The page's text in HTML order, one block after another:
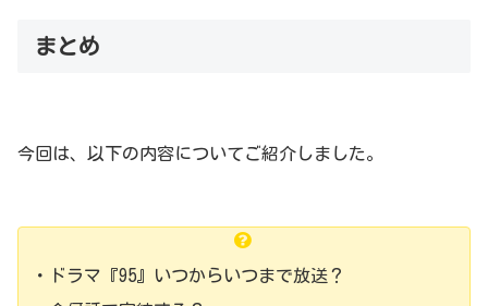
まとめ
今回は、以下の内容についてご紹介しました。
・ドラマ『95』いつからいつまで放送？